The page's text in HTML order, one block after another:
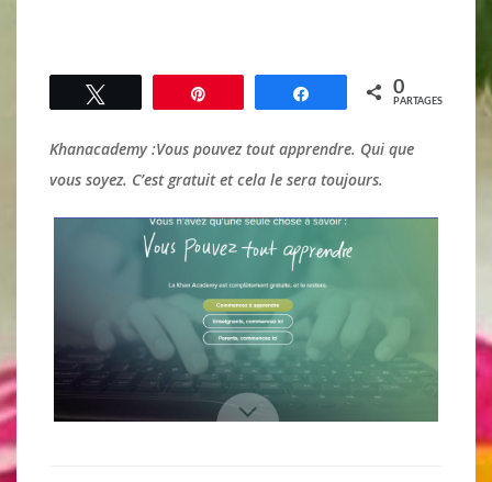
Partagez 0
PARTAGES
Khanacademy :Vous pouvez tout apprendre. Qui que
vous soyez. C’est gratuit et cela le sera toujours.